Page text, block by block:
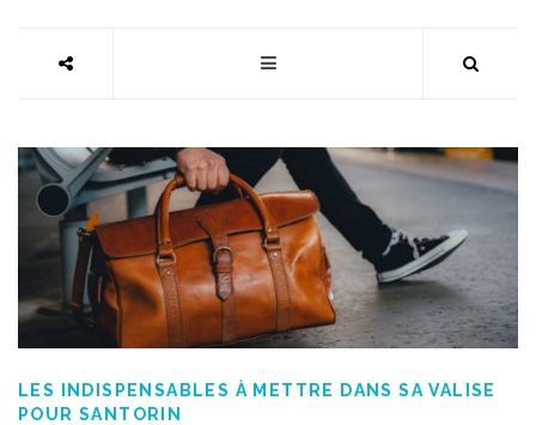
LES INDISPENSABLES À METTRE DANS SA VALISE
POUR SANTORIN